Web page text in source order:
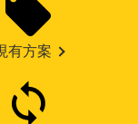
有方案